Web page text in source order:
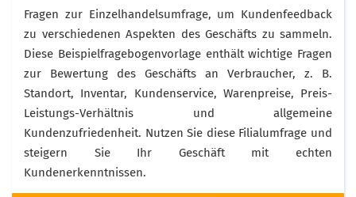
Fragen zur Einzelhandelsumfrage, um Kundenfeedback
zu verschiedenen Aspekten des Geschäfts zu sammeln.
Diese Beispielfragebogenvorlage enthält wichtige Fragen
zur Bewertung des Geschäfts an Verbraucher, z. B.
Standort, Inventar, Kundenservice, Warenpreise, Preis-
Leistungs-Verhältnis und allgemeine
Kundenzufriedenheit. Nutzen Sie diese Filialumfrage und
steigern Sie Ihr Geschäft mit echten
Kundenerkenntnissen.